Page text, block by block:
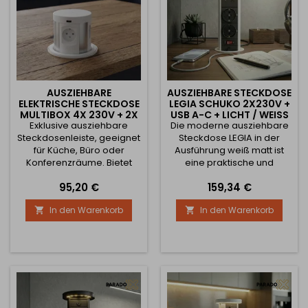
AUSZIEHBARE
ELEKTRISCHE STECKDOSE
MULTIBOX 4X 230V + 2X
USB + 2X RJ45 / WEISS
Exklusive ausziehbare
Steckdosenleiste, geeignet
für Küche, Büro oder
Konferenzräume. Bietet
4× 230 V Steckdosen
rundum, 2× USB-Ports zum
Laden und 2× RJ45
Netzwerkports für den
Computernetzwerk. Das
ermöglicht es, das Gerät
direkt in der Arbeitsplatte
zu verstecken und nur bei
Preis
95,20 €
 In den Warenkorb
AUSZIEHBARE STECKDOSE
LEGIA SCHUKO 2X230V +
USB A-C + LICHT / WEISS M
ATT
Die moderne ausziehbare
Steckdose LEGIA in der
Ausführung weiß matt ist
eine praktische und
Küchenzeilen,
Arbeitsplatten oder
Bürotische. Dank des
Auszugsmechanismus ist
verborgen und wird nur bei
Steckdose ist mit 2× 230 V
SCHUKO-Steckdosen
ausgestattet, die für Märkte
Preis
159,34 €
 In den Warenkorb